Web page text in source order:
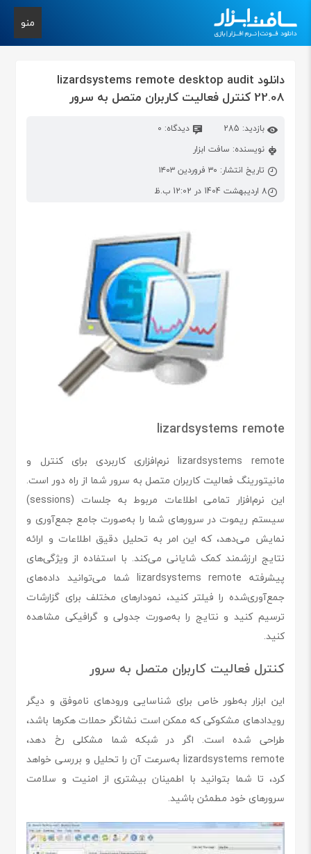
منو
دانلود lizardsystems remote desktop audit
22.08 کنترل فعالیت کاربران متصل به سرور
بازدید: 285
دیدگاه: 0
نویسنده: سافت ابزار
تاریخ انتشار: ۳۰ فروردین ۱۴۰۳
8 اردیبهشت 1404 در 12:02 ب.ظ
lizardsystems remote
lizardsystems remote نرم‌افزاری کاربردی برای کنترل و
مانیتورینگ فعالیت کاربران متصل به سرور شما از راه دور است.
این نرم‌افزار تمامی اطلاعات مربوط به جلسات (sessions)
سیستم ریموت در سرورهای شما را به‌صورت جامع جمع‌آوری و
نمایش می‌دهد، که این امر به تحلیل دقیق اطلاعات و ارائه
نتایج ارزشمند کمک شایانی می‌کند. با استفاده از ویژگی‌های
پیشرفته lizardsystems remote شما می‌توانید داده‌های
جمع‌آوری‌شده را فیلتر کنید، نمودارهای مختلف برای گزارشات
ترسیم کنید و نتایج را به‌صورت جدولی و گرافیکی مشاهده
کنید.
کنترل فعالیت کاربران متصل به سرور
این ابزار به‌طور خاص برای شناسایی ورودهای ناموفق و دیگر
رویدادهای مشکوکی که ممکن است نشانگر حملات هکرها باشد،
طراحی شده است. اگر در شبکه شما مشکلی رخ دهد،
lizardsystems remote به‌سرعت آن را تحلیل و بررسی خواهد
کرد، تا شما بتوانید با اطمینان بیشتری از امنیت و سلامت
سرورهای خود مطمئن باشید.